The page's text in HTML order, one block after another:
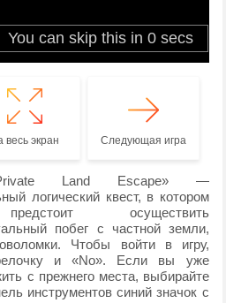
весь экран Следующая игра
Land Escape» —
логический квест, в котором
осуществить
побег с частной земли,
Чтобы войти в игру,
и «No». Если вы уже
с прежнего места, выбирайте
инструментов синий значок с